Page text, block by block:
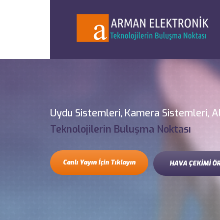
Uydu Sistemleri, Kamera Sistemleri,
Teknolojilerin Buluşma Noktası
Canlı Yayın İçin Tıklayın HAVA ÇEKİMİ